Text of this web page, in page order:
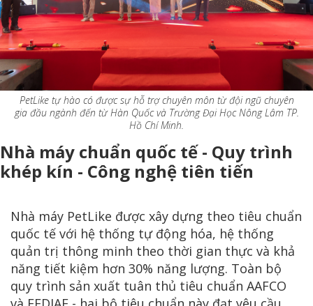
PetLike tự hào có được sự hỗ trợ chuyên môn từ đội ngũ chuyên
gia đầu ngành đến từ Hàn Quốc và Trường Đại Học Nông Lâm TP.
Hồ Chí Minh.
Nhà máy chuẩn quốc tế - Quy trình
khép kín - Công nghệ tiên tiến
Nhà máy PetLike được xây dựng theo tiêu chuẩn
quốc tế với hệ thống tự động hóa, hệ thống
quản trị thông minh theo thời gian thực và khả
năng tiết kiệm hơn 30% năng lượng. Toàn bộ
quy trình sản xuất tuân thủ tiêu chuẩn AAFCO